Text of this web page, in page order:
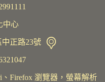
中心
中正路23號
、Firefox 瀏覽器，螢幕解析